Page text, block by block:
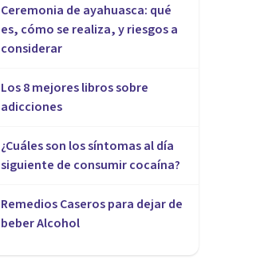
Ceremonia de ayahuasca: qué
es, cómo se realiza, y riesgos a
considerar
Los 8 mejores libros sobre
adicciones
¿Cuáles son los síntomas al día
siguiente de consumir cocaína?
Remedios Caseros para dejar de
beber Alcohol